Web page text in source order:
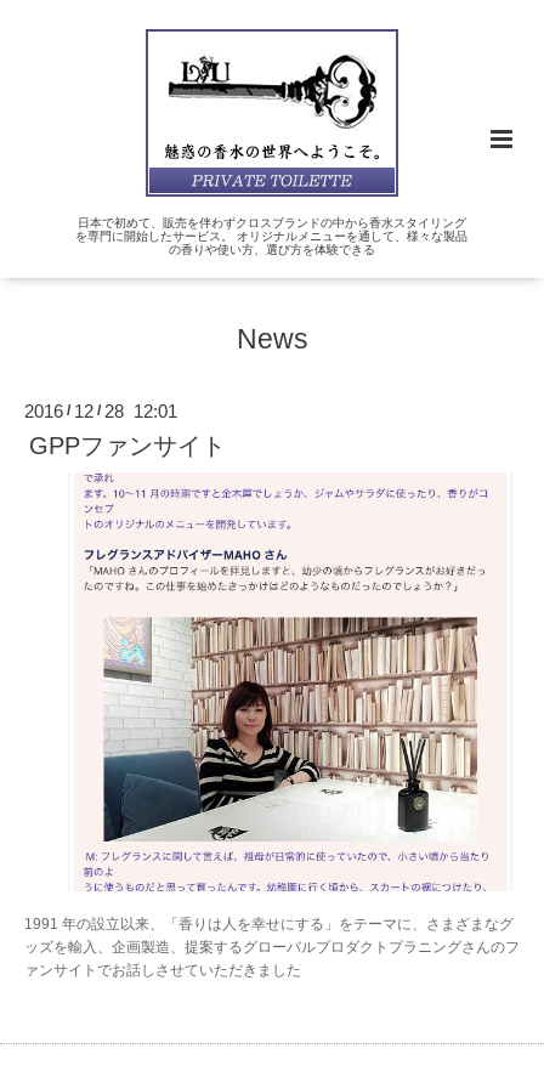
日本で初めて、販売を伴わずクロスブランドの中から香水スタイリング
を専門に開始したサービス。 オリジナルメニューを通して、様々な製品
の香りや使い方、選び方を体験できる
News
2016 / 12 / 28 12:01
GPPファンサイト
1991 年の設立以来、「香りは人を幸せにする」をテーマに、さまざまなグ
ッズを輸入、 企画製造、提案するグローバルプロダクトプラニングさんのフ
ァンサイトでお話しさせていただきました